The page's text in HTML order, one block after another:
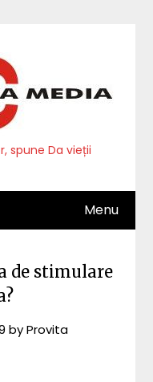
spune Da vieții
Menu
de stimulare
byProvita